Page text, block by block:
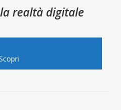
realtà digitale